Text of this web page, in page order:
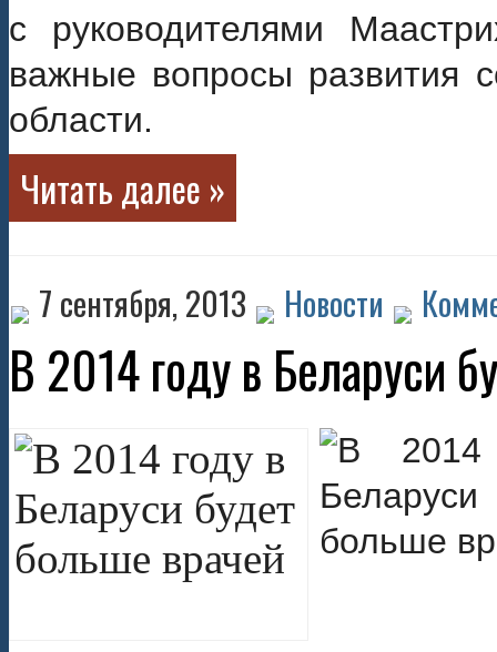
с руководителями
важные вопросы развития
области.
Читать далее »
7 сентября, 2013 Новости
В 2014 году в Беларуси